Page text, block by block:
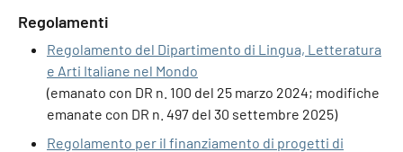
Regolamenti
Regolamento del Dipartimento di Lingua, Letteratura
e Arti Italiane nel Mondo
(emanato con DR n. 100 del 25 marzo 2024; modifiche
emanate con DR n. 497 del 30 settembre 2025)
Regolamento per il finanziamento di progetti di